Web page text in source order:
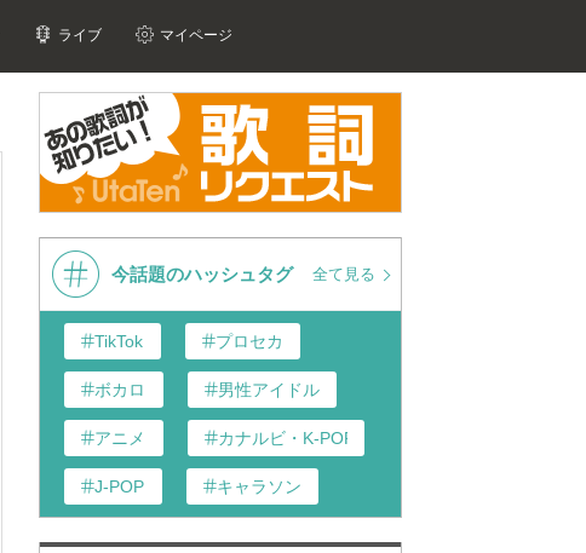
ライブ マイページ
今話題のハッシュタグ 全て見る
TikTok プロセカ
ボカロ 男性アイドル
アニメ カナルビ・K-POP和訳
J-POP キャラソン